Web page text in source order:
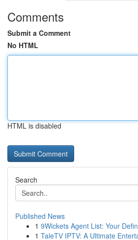
Comments
Submit a Comment
No HTML
HTML is disabled
Search
Published News
1 9Wickets Agent List: Your
1 TaleTV IPTV: A Ultimate